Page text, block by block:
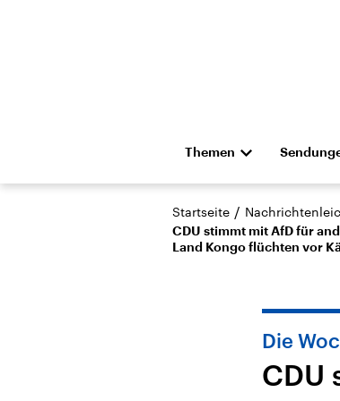
Themen
Die Nachrichten
Hörspiel und Feature
Landtagswahl
Anhalt 2026
Startseite /
CDU stimmt mit AfD für
Land Kongo flüchten vor
Die
CDU